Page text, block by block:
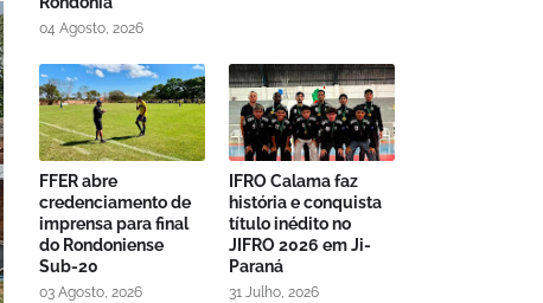
04 Agosto, 2026
FFER abre
credenciamento de
imprensa para final
do Rondoniense
Sub-20
03 Agosto, 2026
IFRO Calama faz
história e conquista
título inédito no
JIFRO 2026 em Ji-
Paraná
31 Julho, 2026